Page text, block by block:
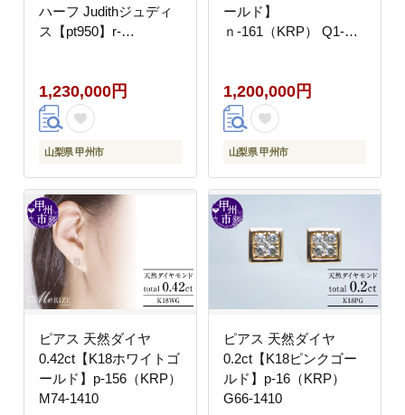
ハーフ Judithジュディ
ス【pt950】r-
1,230,000円
山梨県 甲州市
ールド】
ｎ-161（KRP） Q1-
1,200,000円
山梨県 甲州市
ピアス 天然ダイヤ
0.42ct【K18ホワイトゴ
ールド】p-156（KRP）
M74-1410
ピアス 天然ダイヤ
0.2ct【K18ピンクゴー
ルド】p-16（KRP）
G66-1410